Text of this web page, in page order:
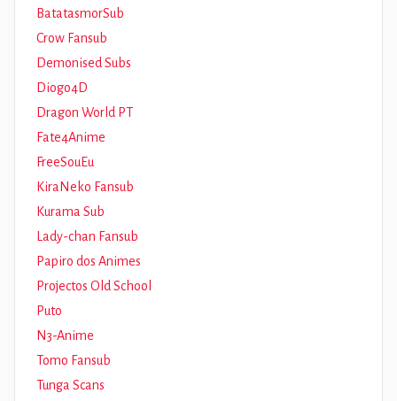
BatatasmorSub
Crow Fansub
Demonised Subs
Diogo4D
Dragon World PT
Fate4Anime
FreeSouEu
KiraNeko Fansub
Kurama Sub
Lady-chan Fansub
Papiro dos Animes
Projectos Old School
Puto
N3-Anime
Tomo Fansub
Tunga Scans